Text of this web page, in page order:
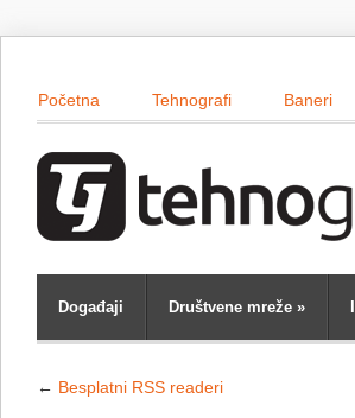
Početna Tehnografi Baneri
Događaji Društvene mreže »
← Besplatni RSS readeri